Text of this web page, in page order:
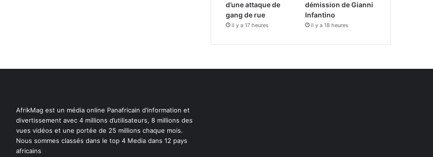
d’une attaque de
gang de rue
il y a 17 heures
démission de Gianni
Infantino
il y a 18 heures
AfrikMag est un média online Panafricain d’information et
divertissement avec 4 millions d’utilisateurs, 8 millions des
vues vidéos et une portée de 25 millions chaque mois.
Nous sommes classés dans le top 4 Media dans 12 pays
africains